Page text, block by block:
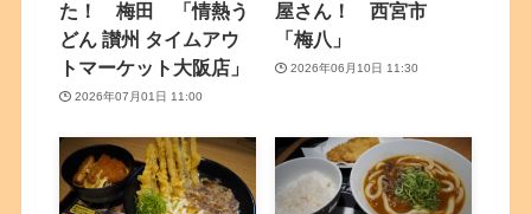
た！ 梅田 「情熱う
どん 讃州 タイムアウ
トマーケット大阪店」
2026年07月01日 11:00
屋さん！ 西宮市
「梅八」
2026年06月10日 11:30